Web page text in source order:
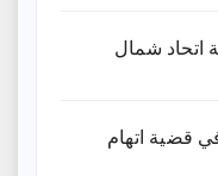
اتحاد شمال
في قضية اتهام